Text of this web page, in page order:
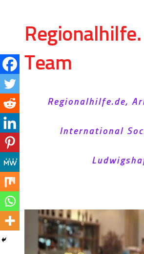
Team
Regionalhilfe.de,
International